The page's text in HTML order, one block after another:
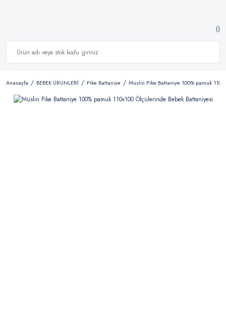
Anasayfa BEBEK ÜRÜNLERİ Pike Battaniye Müslin Pike Battaniye 100% pamuk